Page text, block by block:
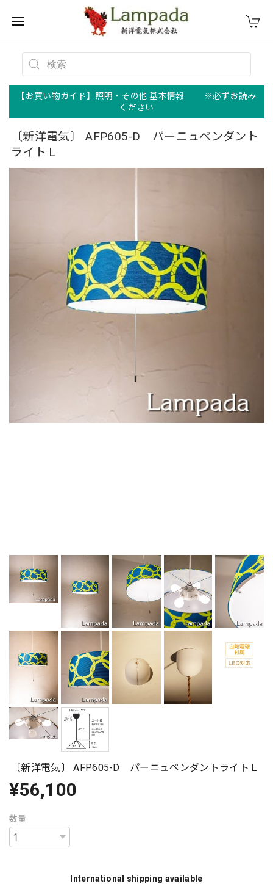
【お買い物ガイド】照明・その他 基本情報 ※必ずお読み
ください
〔新洋電気〕 AFP605-D パーニュペンダント
ライトＬ
〔新洋電気〕 AFP605-D パーニュペンダントライトＬ
¥56,100
数量
International shipping available